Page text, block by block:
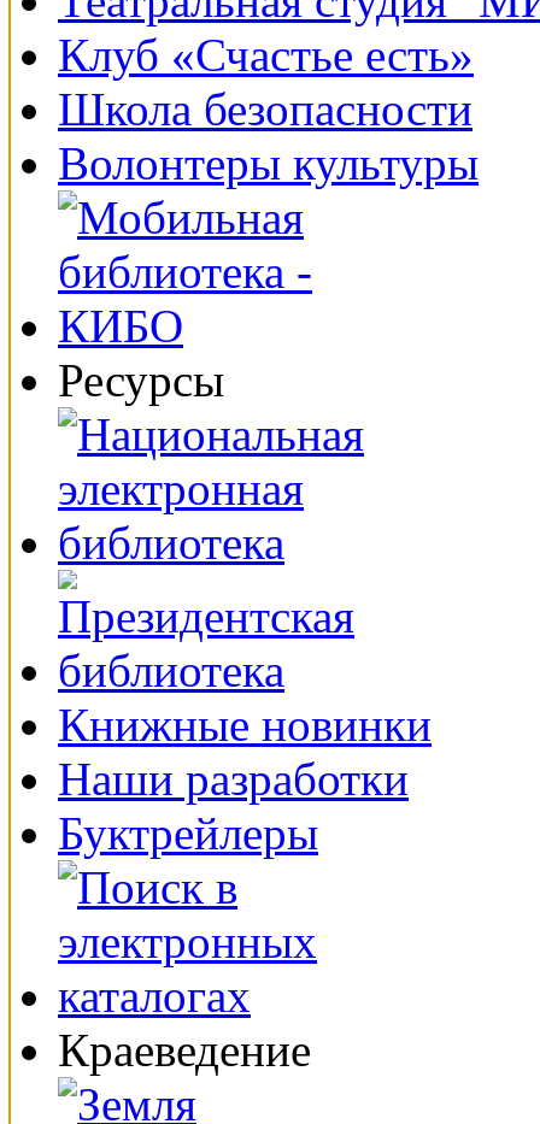
Клуб «Счастье есть»
Школа безопасности
Волонтеры культуры
Ресурсы
Книжные новинки
Наши разработки
Буктрейлеры
Краеведение